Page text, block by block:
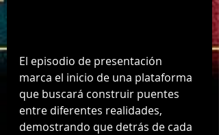
El episodio de presentación
marca el inicio de una plataforma
que buscará construir puentes
entre diferentes realidades,
demostrando que detrás de cada